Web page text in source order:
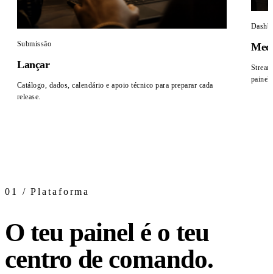
Submissão
Lançar
Catálogo, dados, calendário e apoio técnico para preparar cada
release.
painel.
01 / Plataforma
O teu painel é o teu
centro de comando.